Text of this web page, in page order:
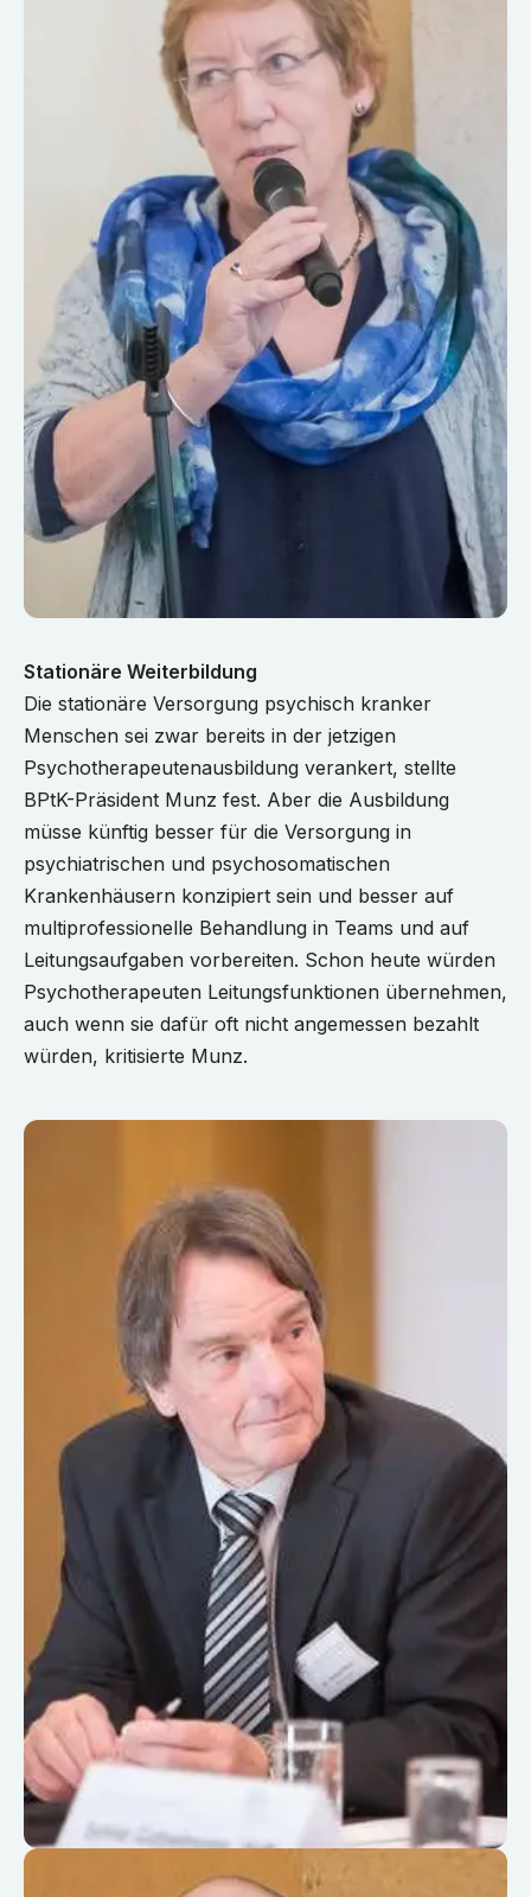
Stationäre Weiterbildung
Die stationäre Versorgung psychisch kranker
Menschen sei zwar bereits in der jetzigen
Psychotherapeutenausbildung verankert, stellte
BPtK-Präsident Munz fest. Aber die Ausbildung
müsse künftig besser für die Versorgung in
psychiatrischen und psychosomatischen
Krankenhäusern konzipiert sein und besser auf
multiprofessionelle Behandlung in Teams und auf
Leitungsaufgaben vorbereiten. Schon heute würden
Psychotherapeuten Leitungsfunktionen übernehmen,
auch wenn sie dafür oft nicht angemessen bezahlt
würden, kritisierte Munz.